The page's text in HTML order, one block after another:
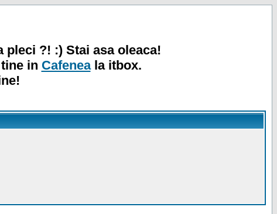
pleci ?! :) Stai asa oleaca!
in Cafeneala itbox.